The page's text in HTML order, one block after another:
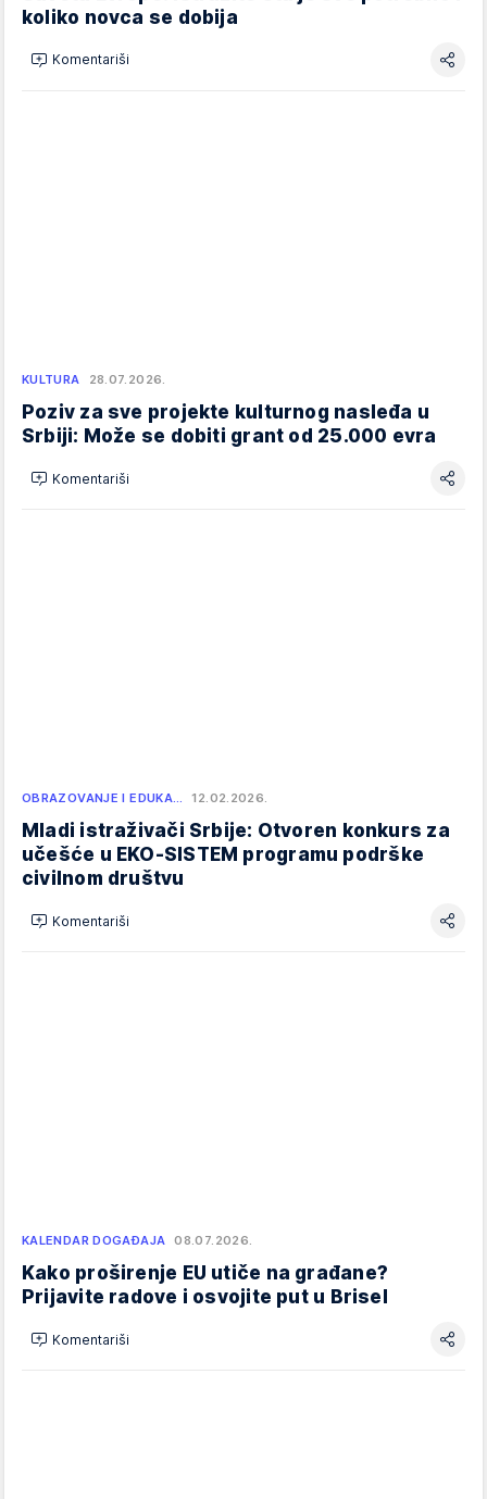
koliko novca se dobija
Komentariši
KULTURA 28.07.2026.
Poziv za sve projekte kulturnog nasleđa u
Srbiji: Može se dobiti grant od 25.000 evra
Komentariši
OBRAZOVANJE I EDUKA… 12.02.2026.
Mladi istraživači Srbije: Otvoren konkurs za
učešće u EKO-SISTEM programu podrške
civilnom društvu
Komentariši
KALENDAR DOGAĐAJA 08.07.2026.
Kako proširenje EU utiče na građane?
Prijavite radove i osvojite put u Brisel
Komentariši